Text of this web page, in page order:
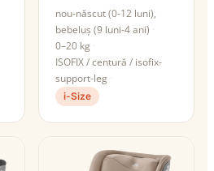
nou-născut (0-12 luni),
bebeluș (9 luni-4 ani)
0–20 kg
ISOFIX / centură / isofix-
support-leg
i-Size